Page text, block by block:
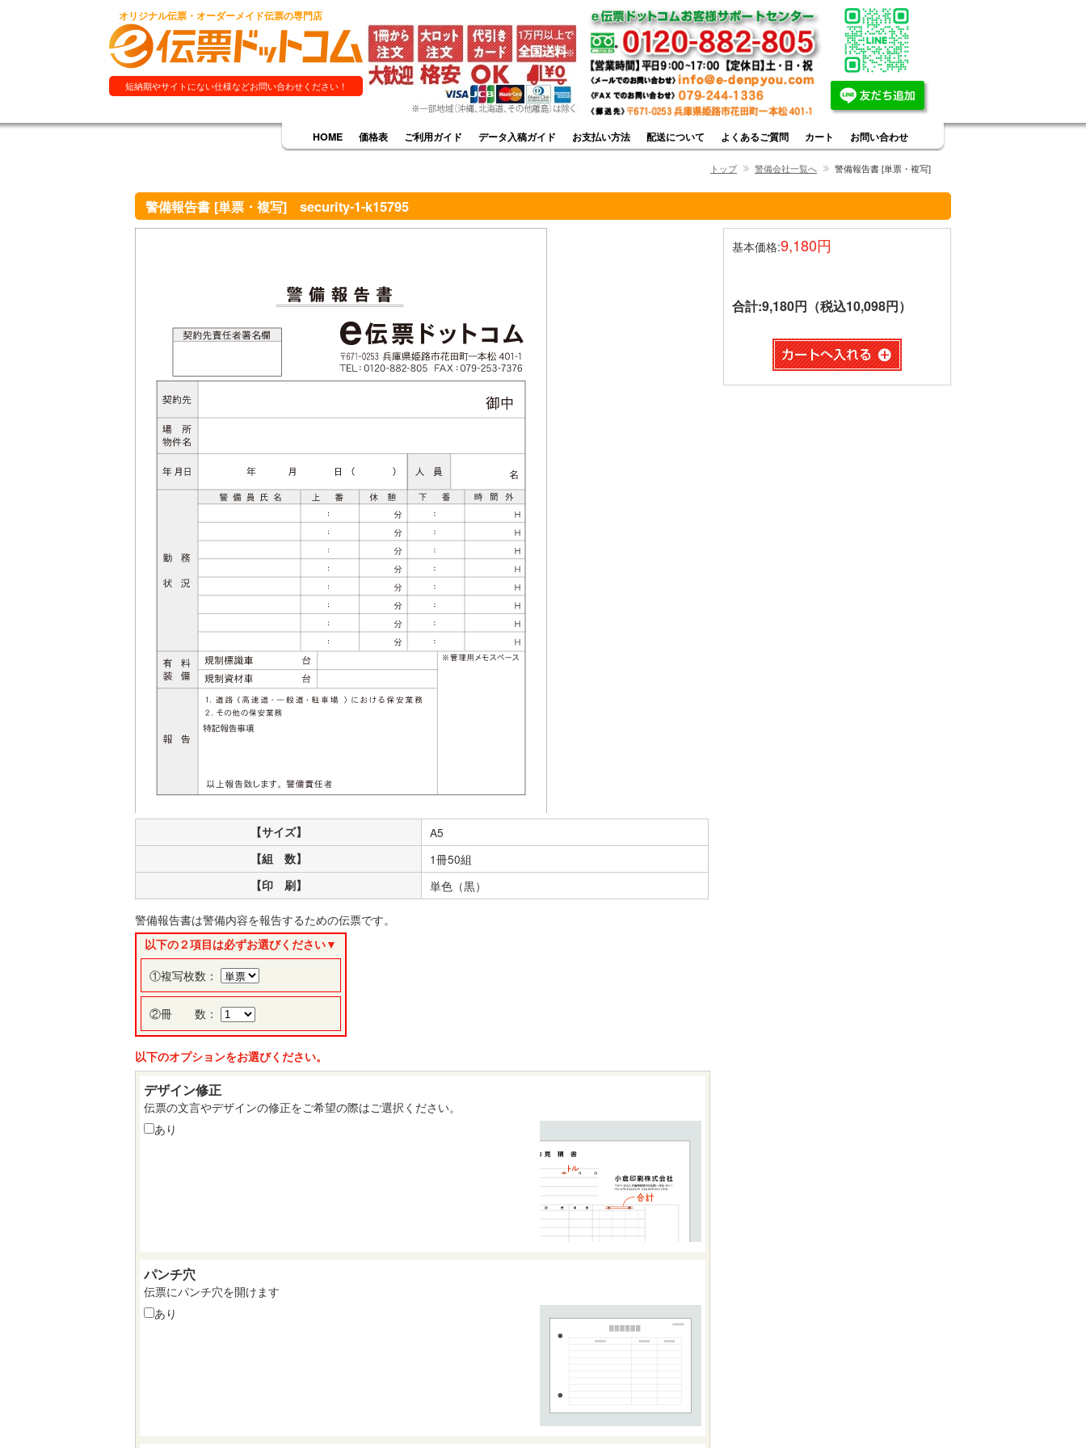
オリジナル伝票・オーダーメイド伝票の専門店
短納期やサイトにない仕様などお問い合わせください！
HOME 価格表 ご利用ガイド データ入稿ガイド お支払い方法 配送について よくあるご質問 カート お問い合わせ
トップ 警備会社一覧へ 警備報告書 [単票・複写]
警備報告書 [単票・複写] security-1-k15795
基本価格:9,180円
合計:9,180円（税込10,098円）
【サイズ】 A5
【組 数】 1冊50組
【印 刷】 単色（黒）
警備報告書は警備内容を報告するための伝票です。
以下の２項目は必ずお選びください▼
①複写枚数：
②冊 数：
以下のオプションをお選びください。
デザイン修正
伝票の文言やデザインの修正をご希望の際はご選択ください。
あり
パンチ穴
伝票にパンチ穴を開けます
あり